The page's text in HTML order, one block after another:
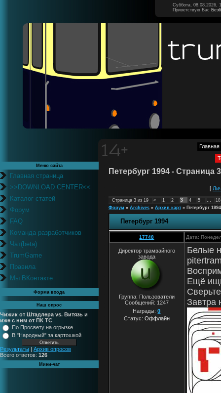
Суббота, 08.08.2026,
Приветствую Вас
Главная
Меню сайта
Главная страница
>>DOWNLOAD CENTER<<
Каталог статей
Форум
FAQ
Команда разработчиков
Чат(beta)
TrumGame
Правила
Мы ВКонтакте
Форма входа
Наш опрос
Чижик от Штадлера vs. Витязь и
иже с ним от ПК ТС
По Просвету на огрызке
В "Народный" за картошкой
Результаты | Архив опросов
Всего ответов: 126
Мини-чат
Петербург 1994 - Страница
[
Страница 3 из 19 « 1 2 3 4 5 …
18
Форум » Archives » Архив карт » Петербург 1994
Петербург 1994
17748 Дата:
Директор трамвайного
завода
Группа: Пользователи
Сообщений: 1247
Награды:0
Статус: Оффлайн
Белые
Ещё
Завтра